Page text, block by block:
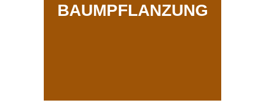
BAUMPFLANZUNG